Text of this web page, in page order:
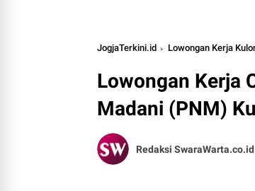
JogjaTerkini.id Lowongan Kerja
Lowongan Kerja
Madani (PNM)
Redaksi SwaraWarta.co.id